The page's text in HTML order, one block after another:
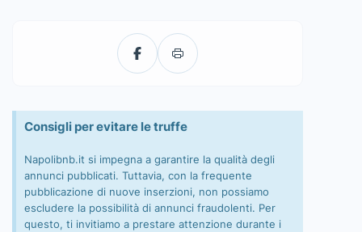
Consigli per evitare le truffe
Napolibnb.it si impegna a garantire la qualità degli
annunci pubblicati. Tuttavia, con la frequente
pubblicazione di nuove inserzioni, non possiamo
escludere la possibilità di annunci fraudolenti. Per
questo, ti invitiamo a prestare attenzione durante i